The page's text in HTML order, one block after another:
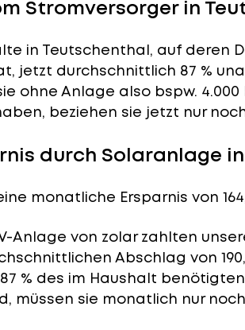
Stromversorger in
in Teutschenthal, auf deren
jetzt durchschnittlich 87 %
ohne Anlage also bspw.
beziehen sie jetzt nur
durch Solaranlage
monatliche Ersparnis von
Anlage von zolar zahlten
Abschlag von
% des im Haushalt
müssen sie monatlich nur